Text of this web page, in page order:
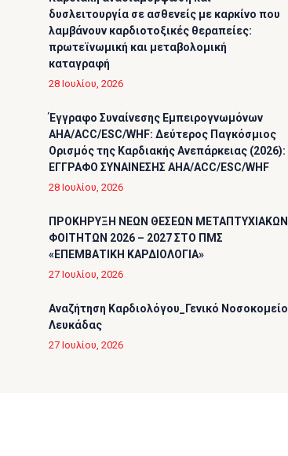
δυσλειτουργία σε ασθενείς με καρκίνο που
λαμβάνουν καρδιοτοξικές θεραπείες:
πρωτεϊνωμική και μεταβολομική
καταγραφή
28 Ιουλίου, 2026
Έγγραφο Συναίνεσης Εμπειρογνωμόνων
AHA/ACC/ESC/WHF: Δεύτερος Παγκόσμιος
Ορισμός της Καρδιακής Ανεπάρκειας (2026):
ΕΓΓΡΑΦΟ ΣΥΝΑΙΝΕΣΗΣ AHA/ACC/ESC/WHF
28 Ιουλίου, 2026
ΠΡΟΚΗΡΥΞΗ ΝΕΩΝ ΘΕΣΕΩΝ ΜΕΤΑΠΤΥΧΙΑΚΩΝ
ΦΟΙΤΗΤΩΝ 2026 – 2027 ΣΤΟ ΠΜΣ
«ΕΠΕΜΒΑΤΙΚΗ ΚΑΡΔΙΟΛΟΓΙΑ»
27 Ιουλίου, 2026
Αναζήτηση Καρδιολόγου_Γενικό Νοσοκομείο
Λευκάδας
27 Ιουλίου, 2026